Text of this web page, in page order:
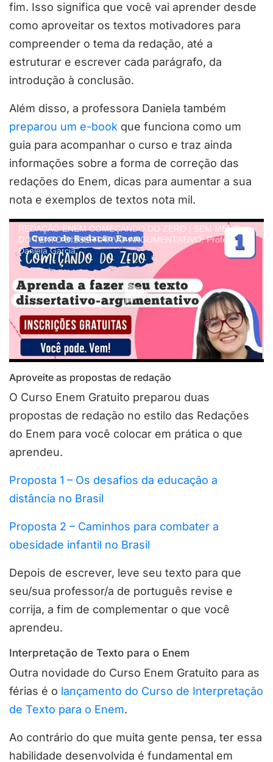
fim. Isso significa que você vai aprender desde
como aproveitar os textos motivadores para
compreender o tema da redação, até a
estruturar e escrever cada parágrafo, da
introdução à conclusão.
Além disso, a professora Daniela também
preparou um e-book que funciona como um
guia para acompanhar o curso e traz ainda
informações sobre a forma de correção das
redações do Enem, dicas para aumentar a sua
nota e exemplos de textos nota mil.
REDAÇÃO ENEM COMEÇANDO DO ZERO | SEM MEDO
DO TEXTO DISSERTATIVO-ARGUMENTATIVO. Profe
Daniela Garcia
Aproveite as propostas de redação
O Curso Enem Gratuito preparou duas
propostas de redação no estilo das Redações
do Enem para você colocar em prática o que
aprendeu.
Proposta 1 – Os desafios da educação a
distância no Brasil
Proposta 2 – Caminhos para combater a
obesidade infantil no Brasil
Depois de escrever, leve seu texto para que
seu/sua professor/a de português revise e
corrija, a fim de complementar o que você
aprendeu.
Interpretação de Texto para o Enem
Outra novidade do Curso Enem Gratuito para as
férias é o lançamento do Curso de Interpretação
de Texto para o Enem.
Ao contrário do que muita gente pensa, ter essa
habilidade desenvolvida é fundamental em